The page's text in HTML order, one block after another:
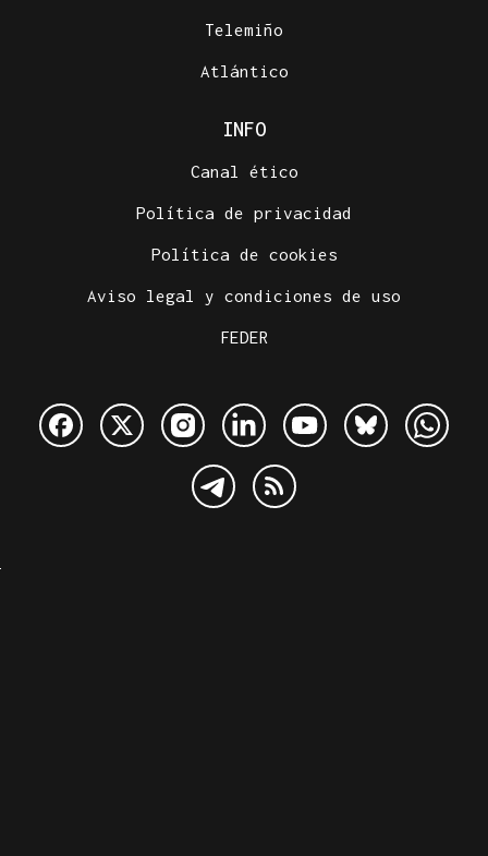
Telemiño
Atlántico
INFO
Canal ético
Política de privacidad
Política de cookies
Aviso legal y condiciones de uso
FEDER